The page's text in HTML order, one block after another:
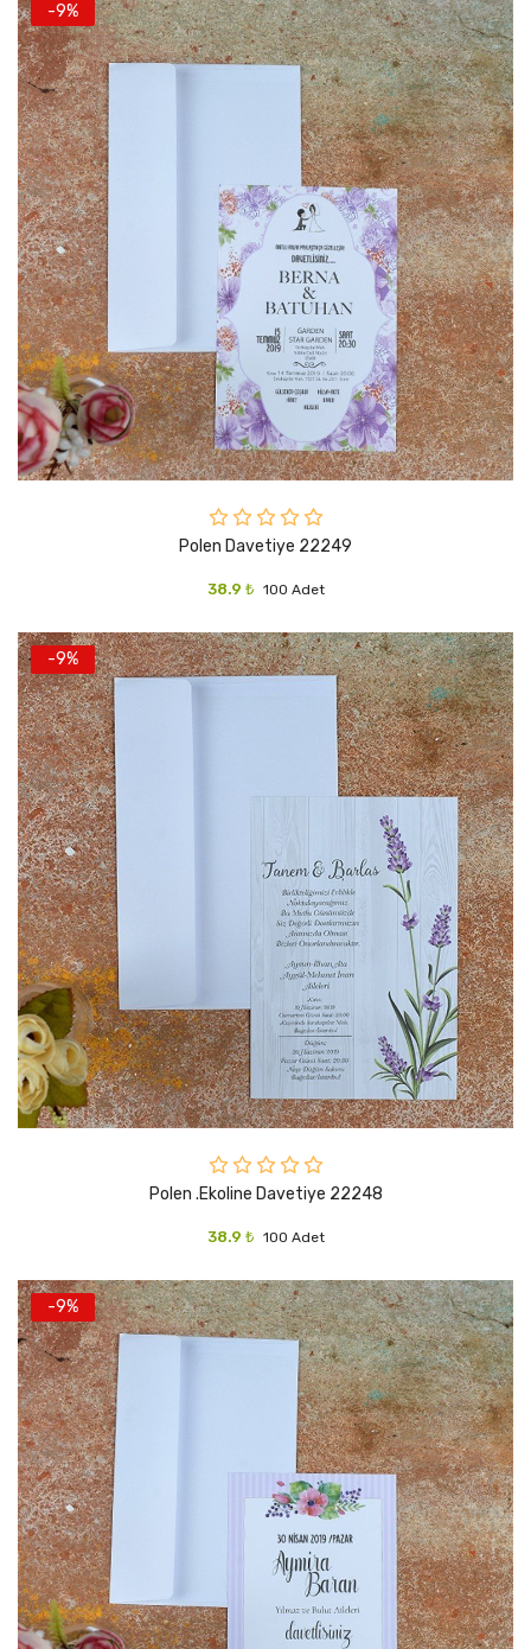
-9%
Polen Davetiye 22249
38.9 ₺ 100 Adet
-9%
Polen .ekoline Davetiye 22248
38.9 ₺ 100 Adet
-9%